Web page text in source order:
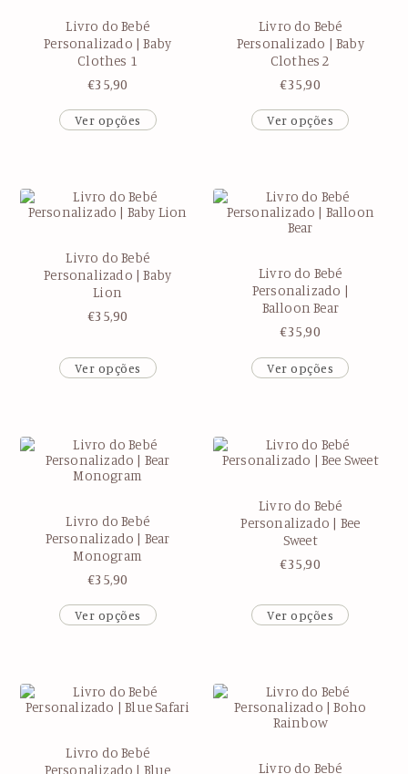
Livro do Bebé
Personalizado | Baby
Clothes 1
€35,90
Ver opções
Livro do Bebé
Personalizado | Baby
Clothes 2
€35,90
Ver opções
Livro do Bebé
Personalizado | Baby
Lion
€35,90
Ver opções
Livro do Bebé
Personalizado |
Balloon Bear
€35,90
Ver opções
Livro do Bebé
Personalizado | Bear
Monogram
€35,90
Ver opções
Livro do Bebé
Personalizado | Bee
Sweet
€35,90
Ver opções
Livro do Bebé
Personalizado | Blue
Livro do Bebé